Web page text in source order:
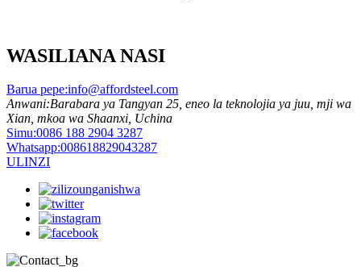
WASILIANA NASI
Barua pepe:info@affordsteel.com
Anwani:Barabara ya Tangyan 25, eneo la teknolojia ya juu, mji wa
Xian, mkoa wa Shaanxi, Uchina
Simu:0086 188 2904 3287
Whatsapp:008618829043287
ULINZI